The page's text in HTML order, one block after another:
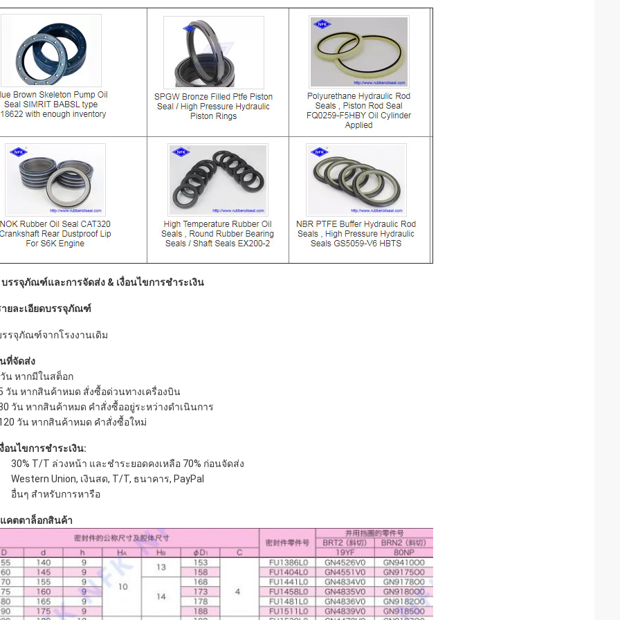
บรรจุภัณฑ์และการจัดส่ง & เงื่อนไขการชำระเงิน​
ายละเอียดบรรจุภัณฑ์
จุภัณฑ์จากโรงงานเดิม
ที่จัดส่ง
น หากมีในสต็อก
วัน หากสินค้าหมด สั่งซื้อด่วนทางเครื่องบิน
วัน หากสินค้าหมด คำสั่งซื้ออยู่ระหว่างดำเนินการ
วัน หากสินค้าหมด คำสั่งซื้อใหม่
นไขการชำระเงิน:
30% T/T ล่วงหน้า และชำระยอดคงเหลือ 70% ก่อนจัดส่ง
Western Union, เงินสด, T/T, ธนาคาร, PayPaI
อื่นๆ สำหรับการหารือ
คตตาล็อกสินค้า